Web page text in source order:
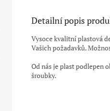
Detailní popis
Vysoce kvalitní plastová
Vašich požadavků.
Od nás je plast podlepen
šroubky.